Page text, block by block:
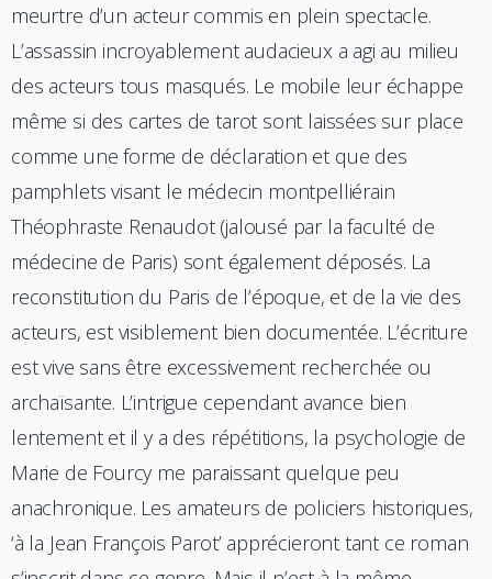
meurtre d’un acteur commis en plein spectacle.
L’assassin incroyablement audacieux a agi au milieu
des acteurs tous masqués. Le mobile leur échappe
même si des cartes de tarot sont laissées sur place
comme une forme de déclaration et que des
pamphlets visant le médecin montpelliérain
Théophraste Renaudot (jalousé par la faculté de
médecine de Paris) sont également déposés. La
reconstitution du Paris de l’époque, et de la vie des
acteurs, est visiblement bien documentée. L’écriture
est vive sans être excessivement recherchée ou
archaïsante. L’intrigue cependant avance bien
lentement et il y a des répétitions, la psychologie de
Marie de Fourcy me paraissant quelque peu
anachronique. Les amateurs de policiers historiques,
‘à la Jean François Parot’ apprécieront tant ce roman